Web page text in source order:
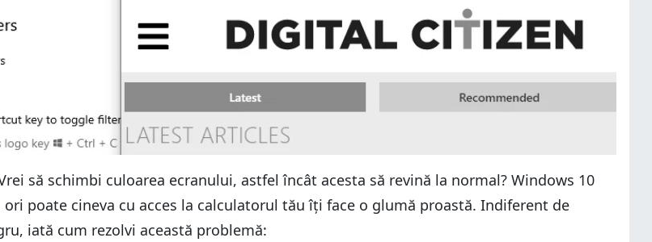
să schimbi culoarea ecranului, astfel încât acesta să revină la normal? Windows 10
poate cineva cu acces la calculatorul tău îți face o glumă proastă. Indiferent de
iată cum rezolvi această problemă: